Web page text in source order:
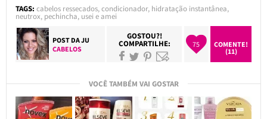
TAGS: cabelos ressecados,condicionador, hidratação instantânea,
neutrox, pechincha, usei e amei
POST DAJU
CABELOS
GOSTOU?!
COMPARTILHE: 75
COMENTE!
(11)
VOCÊ TAMBÉM VAI GOSTAR